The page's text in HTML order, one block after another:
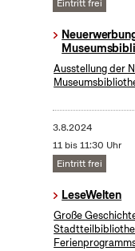
Eintritt frei
Ausstellung der
3.8.2024
11 bis 11:30 Uhr
Eintritt frei
LeseWelten
Große